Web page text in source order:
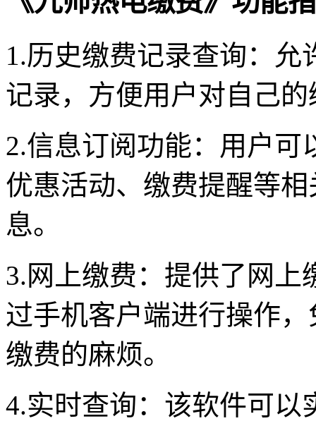
1.历史缴费记录查询：
记录，方便用户对自己
2.信息订阅功能：用户
优惠活动、缴费提醒等
息。
3.网上缴费：提供了网
过手机客户端进行操作
缴费的麻烦。
4.实时查询：该软件可以